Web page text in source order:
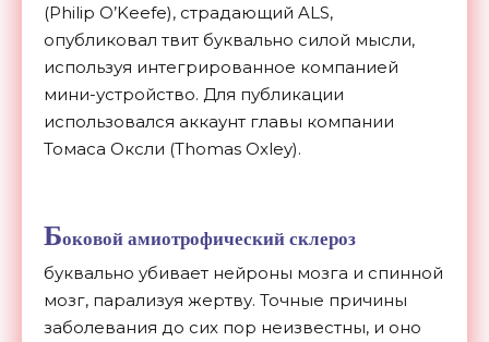
(Philip O’Keefe), страдающий ALS,
опубликовал твит буквально силой мысли,
используя интегрированное компанией
мини-устройство. Для публикации
использовался аккаунт главы компании
Томаса Оксли (Thomas Oxley).
Боковой амиотрофический склероз
буквально убивает нейроны мозга и спинной
мозг, парализуя жертву. Точные причины
заболевания до сих пор неизвестны, и оно